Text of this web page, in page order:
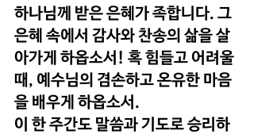
하나님께 받은 은혜가 족합니다. 그
은혜 속에서 감사와 찬송의 삶을 살
아가게 하옵소서! 혹 힘들고 어려울
때, 예수님의 겸손하고 온유한 마음
을 배우게 하옵소서.
이 한 주간도 말씀과 기도로 승리하